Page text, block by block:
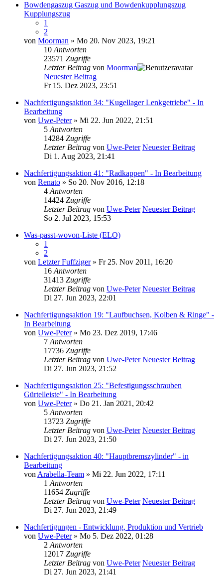
Bowdengaszug Gaszug und Bowdenkupplungszug
Kupplungszug
1
2
von Moorman » Mo 20. Nov 2023, 19:21
10 Antworten
23571 Zugriffe
Letzter Beitrag von Moorman
Neuester Beitrag
Fr 15. Dez 2023, 23:51
Nachfertigungsaktion 34: "Kugellager Lenkgetriebe" - In
Bearbeitung
von Uwe-Peter» Mi 22. Jun 2022, 21:51
5 Antworten
14284 Zugriffe
Letzter Beitrag von Uwe-Peter Neuester Beitrag
Di 1. Aug 2023, 21:41
Nachfertigungsaktion 41: "Radkappen" - In Bearbeitung
von Renato » So 20. Nov 2016, 12:18
4 Antworten
14424 Zugriffe
Letzter Beitrag von Uwe-Peter Neuester Beitrag
So 2. Jul 2023, 15:53
Was-passt-wovon-Liste (ELO)
1
2
von Letzter Fuffziger» Fr 25. Nov 2011, 16:20
16 Antworten
31413 Zugriffe
Letzter Beitrag von Uwe-Peter Neuester Beitrag
Di 27. Jun 2023, 22:01
Nachfertigungsaktion 19: "Laufbuchsen, Kolben & Ringe" -
In Bearbeitung
von Uwe-Peter» Mo 23. Dez 2019, 17:46
7 Antworten
17736 Zugriffe
Letzter Beitrag von Uwe-Peter Neuester Beitrag
Di 27. Jun 2023, 21:52
Nachfertigungsaktion 25: "Befestigungsschrauben
Gürtelleiste" - In Bearbeitung
von Uwe-Peter» Do 21. Jan 2021, 20:42
5 Antworten
13723 Zugriffe
Letzter Beitrag von Uwe-Peter Neuester Beitrag
Di 27. Jun 2023, 21:50
Nachfertigungsaktion 40: "Hauptbremszylinder" - in
Bearbeitung
von Arabella-Team » Mi 22. Jun 2022, 17:11
1 Antworten
11654 Zugriffe
Letzter Beitrag von Uwe-Peter Neuester Beitrag
Di 27. Jun 2023, 21:49
Nachfertigungen - Entwicklung, Produktion und Vertrieb
von Uwe-Peter» Mo 5. Dez 2022, 01:28
2 Antworten
12017 Zugriffe
Letzter Beitrag von Uwe-Peter Neuester Beitrag
Di 27. Jun 2023, 21:41